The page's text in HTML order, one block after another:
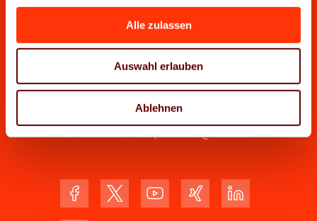
Alle zulassen
Auswahl erlauben
Ablehnen
Tel.:089 33036 - 0|info@vdmb.de
Geschäftsstelle Nürnberg
0911 264441 info.nbg@vdmb.de
Tel.:089 33036 - 220|akademie@vdmb.de